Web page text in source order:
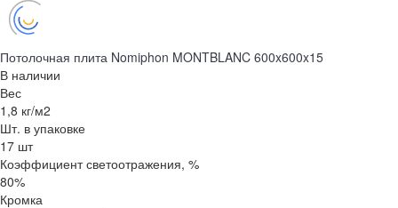
Потолочная плита Nomiphon MONTBLANC 600x600x15
В наличии
Вес
1,8 кг/м2
Шт. в упаковке
17 шт
Коэффициент светоотражения, %
80%
Кромка